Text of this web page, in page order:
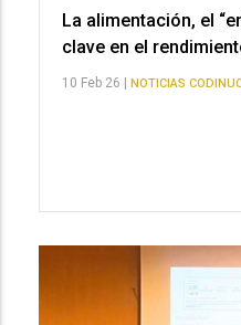
La alimentación, el
clave en el
10 Feb 26 | NOTICIAS